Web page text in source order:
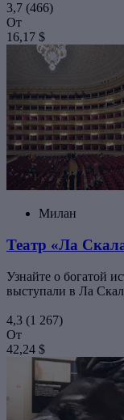
3,7 (466)
От
16,17 $
Милан
Театр «Ла
Узнайте о богатой
выступали в Ла
4,3 (1 267)
От
42,24 $